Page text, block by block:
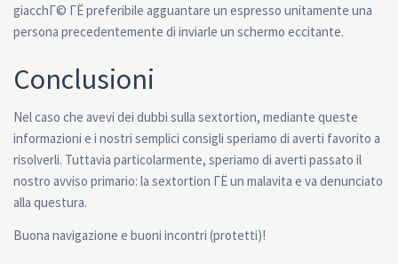
giacchГ© ГЁ preferibile agguantare un espresso unitamente una
persona precedentemente di inviarle un schermo eccitante.
Conclusioni
Nel caso che avevi dei dubbi sulla sextortion, mediante queste
informazioni e i nostri semplici consigli speriamo di averti favorito a
risolverli. Tuttavia particolarmente, speriamo di averti passato il
nostro avviso primario: la sextortion ГЁ un malavita e va denunciato
alla questura.
Buona navigazione e buoni incontri (protetti)!